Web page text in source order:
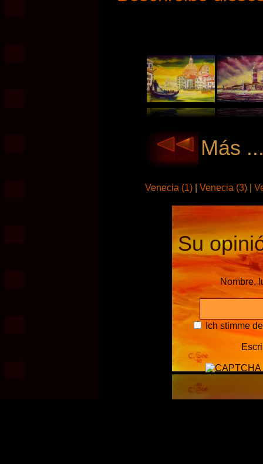
Más
Venecia (1) Venecia (3)
Su
Nombre,
Ich stimme